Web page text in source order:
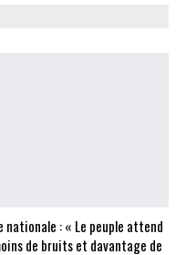
nationale : « Le peuple attend
de bruits et davantage de